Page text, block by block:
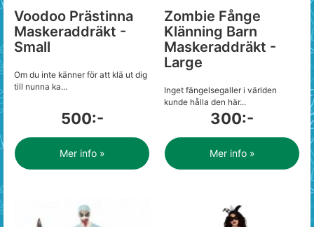
Voodoo Prästinna
Maskeraddräkt -
Small
Om du inte känner för att klä ut dig
till nunna ka...
500:-
Mer info »
Zombie Fånge
Klänning Barn
Maskeraddräkt -
Large
Inget fängelsegaller i världen
kunde hålla den här...
300:-
Mer info »